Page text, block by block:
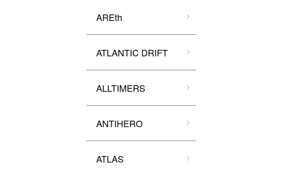
AREth
ATLANTIC DRIFT
ALLTIMERS
ANTIHERO
ATLAS